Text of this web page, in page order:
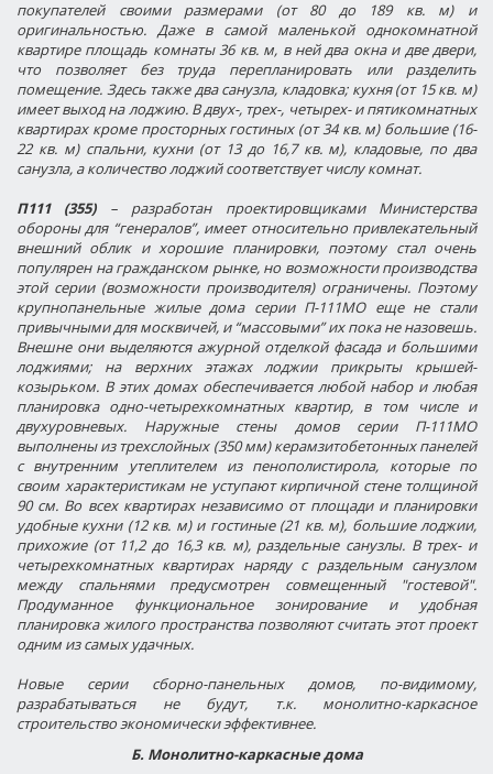
покупателей своими размерами (от 80 до 189 кв. м) и
оригинальностью. Даже в самой маленькой однокомнатной
квартире площадь комнаты 36 кв. м, в ней два окна и две двери,
что позволяет без труда перепланировать или разделить
помещение. Здесь также два санузла, кладовка; кухня (от 15 кв. м)
имеет выход на лоджию. В двух-, трех-, четырех- и пятикомнатных
квартирах кроме просторных гостиных (от 34 кв. м) большие (16-
22 кв. м) спальни, кухни (от 13 до 16,7 кв. м), кладовые, по два
санузла, а количество лоджий соответствует числу комнат.
П111 (355)– разработан проектировщиками Министерства
обороны для “генералов”, имеет относительно привлекательный
внешний облик и хорошие планировки, поэтому стал очень
популярен на гражданском рынке, но возможности производства
этой серии (возможности производителя) ограничены. Поэтому
крупнопанельные жилые дома серии П-111МО еще не стали
привычными для москвичей, и “массовыми” их пока не назовешь.
Внешне они выделяются ажурной отделкой фасада и большими
лоджиями; на верхних этажах лоджии прикрыты крышей-
козырьком. В этих домах обеспечивается любой набор и любая
планировка одно-четырехкомнатных квартир, в том числе и
двухуровневых. Наружные стены домов серии П-111МО
выполнены из трехслойных (350 мм) керамзитобетонных панелей
с внутренним утеплителем из пенополистирола, которые по
своим характеристикам не уступают кирпичной стене толщиной
90 см. Во всех квартирах независимо от площади и планировки
удобные кухни (12 кв. м) и гостиные (21 кв. м), большие лоджии,
прихожие (от 11,2 до 16,3 кв. м), раздельные санузлы. В трех- и
четырехкомнатных квартирах наряду с раздельным санузлом
между спальнями предусмотрен совмещенный "гостевой".
Продуманное функциональное зонирование и удобная
планировка жилого пространства позволяют считать этот проект
одним из самых удачных.
Новые серии сборно-панельных домов, по-видимому,
разрабатываться не будут, т.к. монолитно-каркасное
строительство экономически эффективнее.
Б. Монолитно-каркасные дома